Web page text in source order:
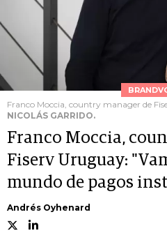
Franco Moccia, country manager de
NICOLÁS GARRIDO.
Franco Moccia,
Fiserv Uruguay:
mundo de pagos
Andrés Oyhenard